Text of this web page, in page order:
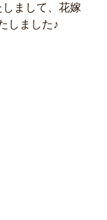
まして、花嫁
しました♪